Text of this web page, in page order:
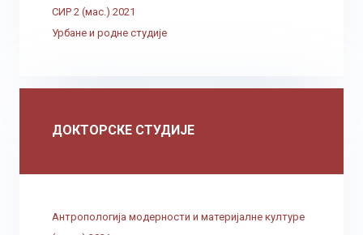
СИР 2 (мас.) 2021
Урбане и родне студије
ДОКТОРСКЕ СТУДИЈЕ
Антропологија модерности и материјалне културе